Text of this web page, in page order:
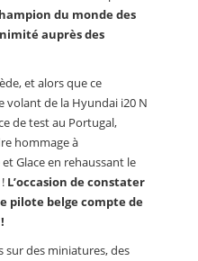
du monde des
auprès des
et alors que ce
volant de la Hyundai i20 N
de test au Portugal,
hommage à
Glace en rehaussant le
L’occasion de constater
pilote belge compte de
sur des miniatures, des